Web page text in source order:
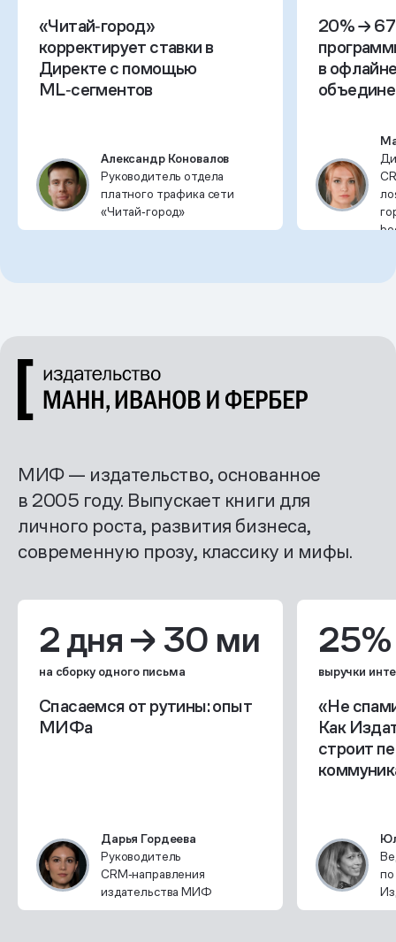
«Читай‑город»
корректирует ставки в
Директе с помощью
ML‑сегментов
Александр Коновалов
Руководитель отдела
платного трафика сети
«Читай‑город»
20% →
в
МИФ — издательство, основанное
в 2005 году. Выпускает книги для
личного роста, развития бизнеса,
современную прозу, классику и мифы.
2 дня → 30 минут
на сборку одного письма
Спасаемся от рутины: опыт
МИФа
Дарья Гордеева
Руководитель
CRM‑направления
издательства МИФ
25%
«Не
Как
строит